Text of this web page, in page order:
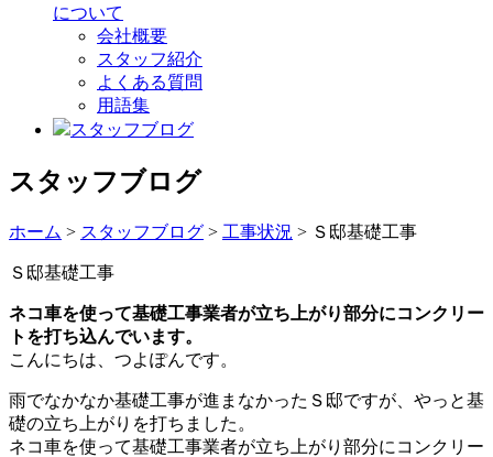
について
会社概要
スタッフ紹介
よくある質問
用語集
スタッフブログ
スタッフブログ
ホーム > スタッフブログ > 工事状況 > Ｓ邸基礎工事
Ｓ邸基礎工事
ネコ車を使って基礎工事業者が立ち上がり部分にコンクリー
トを打ち込んでいます。
こんにちは、つよぽんです。
雨でなかなか基礎工事が進まなかったＳ邸ですが、やっと基
礎の立ち上がりを打ちました。
ネコ車を使って基礎工事業者が立ち上がり部分にコンクリー